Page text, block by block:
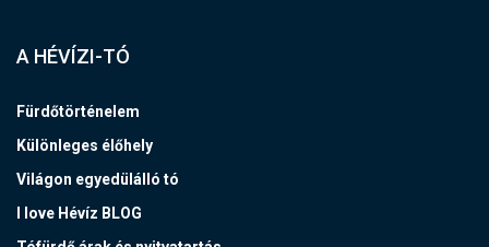
A HÉVÍZI-TÓ
Fürdőtörténelem
Különleges élőhely
Világon egyedülálló tó
I love Hévíz BLOG